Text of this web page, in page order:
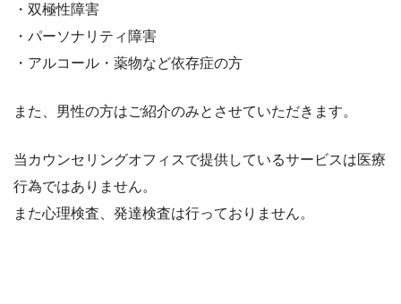
・双極性障害
・パーソナリティ障害
・アルコール・薬物など依存症の方
また、男性の方はご紹介のみとさせていただきます。
当カウンセリングオフィスで提供しているサービスは医療
行為ではありません。
また心理検査、発達検査は行っておりません。